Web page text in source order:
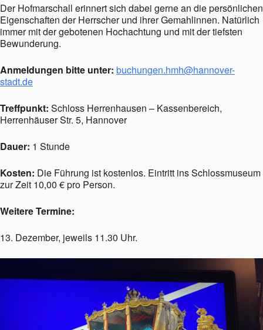
Der Hofmarschall erinnert sich dabei gerne an die persönlichen
Eigenschaften der Herrscher und ihrer Gemahlinnen. Natürlich
immer mit der gebotenen Hochachtung und mit der tiefsten
Bewunderung.
Anmeldungen bitte unter: buchungen.hmh@hannover-
stadt.de
Treffpunkt: Schloss Herrenhausen – Kassenbereich,
Herrenhäuser Str. 5, Hannover
Dauer: 1 Stunde
Kosten: Die Führung ist kostenlos. Eintritt ins Schlossmuseum
zur Zeit 10,00 € pro Person.
Weitere Termine:
13. Dezember, jeweils 11.30 Uhr.